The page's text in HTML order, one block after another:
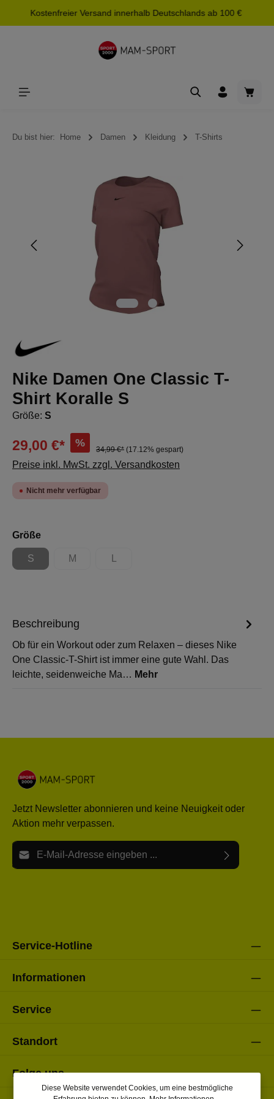
springen
Kostenfreier Versand innerhalb Deutschlands ab 100 €
Du bist hier: Home Damen Kleidung T-Shirts
Bildergalerie überspringen
Nike Damen One Classic T-
Shirt Koralle S
Größe: S
29,00 €* %
34,99 €* (17.12% gespart)
Preise inkl. MwSt. zzgl. Versandkosten
Nicht mehr verfügbar
Größeauswählen
S
(Diese Option ist zurzeit nicht verfügbar.)
M
(Diese Option ist zurzeit nicht verfügbar.)
(Diese Option ist zurzeit nicht verfügbar.)
Beschreibung
Ob für ein Workout oder zum Relaxen – dieses Nike
One Classic-T-Shirt ist immer eine gute Wahl. Das
leichte, seidenweiche Ma… Mehr
Jetzt Newsletter abonnieren und keine Neuigkeit oder
Aktion mehr verpassen.
E-Mail-Adresse*
Service-Hotline
Informationen
Service
Standort
Folge uns
Diese Website verwendet Cookies, um eine bestmögliche